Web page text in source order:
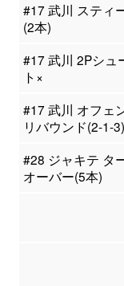
#17 武川 スティ
(2本)
#17 武川 2Pシュ
ト×
#17 武川 オフェ
リバウンド(2-1-3)
#28 ジャキテ タ
オーバー(5本)